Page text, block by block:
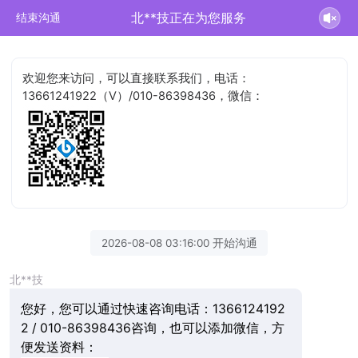
结束沟通 北**技正在为您服务
欢迎您来访问，可以直接联系我们，电话：
13661241922（V）/010-86398436，微信：
2026-08-08 03:16:00 开始沟通
北**技
您好，您可以通过快速咨询电话：1366124192
2 / 010-86398436咨询，也可以添加微信，方
便发送资料：